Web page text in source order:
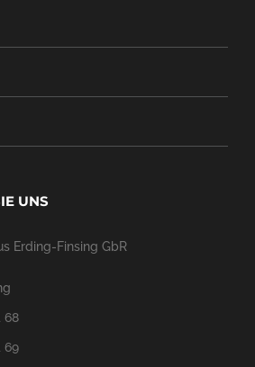
UNS
Erding-Finsing GbR
68
69